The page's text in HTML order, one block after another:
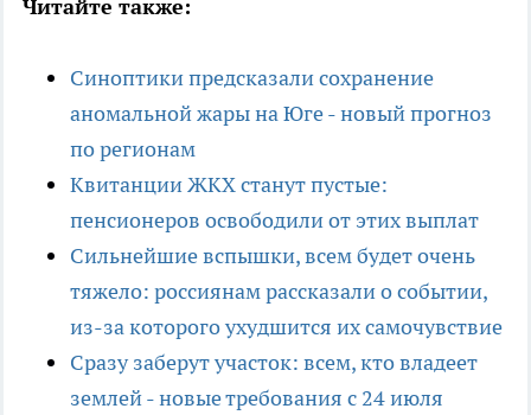
Читайте также:
Синоптики предсказали сохранение
аномальной жары на Юге - новый прогноз
по регионам
Квитанции ЖКХ станут пустые:
пенсионеров освободили от этих выплат
Сильнейшие вспышки, всем будет очень
тяжело: россиянам рассказали о событии,
из-за которого ухудшится их самочувствие
Сразу заберут участок: всем, кто владеет
землей - новые требования с 24 июля